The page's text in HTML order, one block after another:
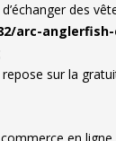
des
sur la